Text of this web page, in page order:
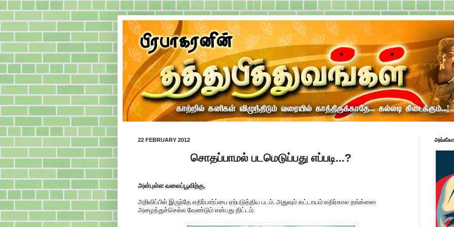
22 FEBRUARY 2012
சொதப்பாமல் படமெடுப்பது எப்படி...?
அன்புள்ள வலைப்பூவிற்கு,
அறிவிப்பில் இருந்தே எதிர்பார்ப்பை ஏற்படுத்திய படம். அதுவும் கட்டாயம் எதிர்கால தங்க்ஸை
அழைத்துச்செல்ல வேண்டும் என்பது திட்டம்.